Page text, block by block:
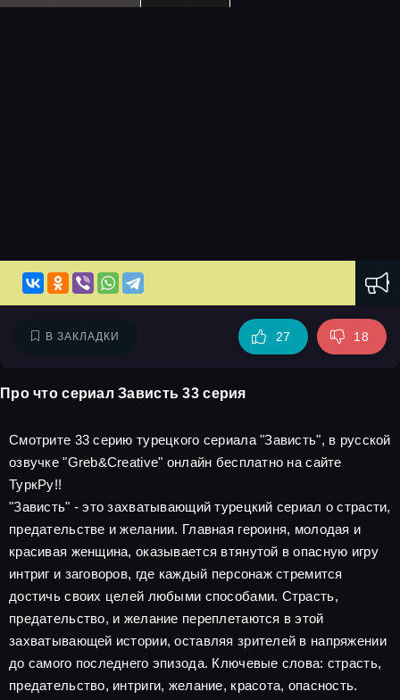
В ЗАКЛАДКИ 27 18
Про что сериал Зависть 33 серия
Смотрите 33 серию турецкого сериала "Зависть", в русской
озвучке "Greb&Creative" онлайн бесплатно на сайте
ТуркРу!!
"Зависть" - это захватывающий турецкий сериал о страсти,
предательстве и желании. Главная героиня, молодая и
красивая женщина, оказывается втянутой в опасную игру
интриг и заговоров, где каждый персонаж стремится
достичь своих целей любыми способами. Страсть,
предательство, и желание переплетаются в этой
захватывающей истории, оставляя зрителей в напряжении
до самого последнего эпизода. Ключевые слова: страсть,
предательство, интриги, желание, красота, опасность.